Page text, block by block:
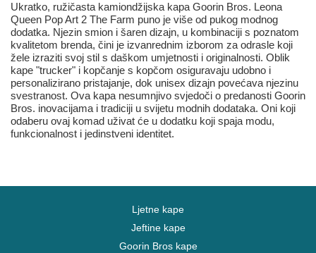
Ukratko, ružičasta kamiondžijska kapa Goorin Bros. Leona
Queen Pop Art 2 The Farm puno je više od pukog modnog
dodatka. Njezin smion i šaren dizajn, u kombinaciji s poznatom
kvalitetom brenda, čini je izvanrednim izborom za odrasle koji
žele izraziti svoj stil s daškom umjetnosti i originalnosti. Oblik
kape "trucker" i kopčanje s kopčom osiguravaju udobno i
personalizirano pristajanje, dok unisex dizajn povećava njezinu
svestranost. Ova kapa nesumnjivo svjedoči o predanosti Goorin
Bros. inovacijama i tradiciji u svijetu modnih dodataka. Oni koji
odaberu ovaj komad uživat će u dodatku koji spaja modu,
funkcionalnost i jedinstveni identitet.
Ljetne kape
Jeftine kape
Goorin Bros kape